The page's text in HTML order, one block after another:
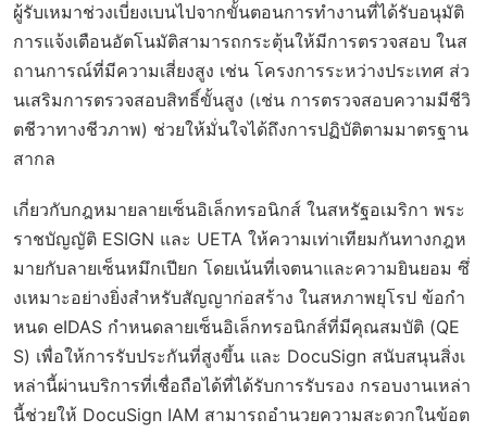
ผู้รับเหมาช่วงเบี่ยงเบนไปจากขั้นตอนการทำงานที่ได้รับอนุมัติ
การแจ้งเตือนอัตโนมัติสามารถกระตุ้นให้มีการตรวจสอบ ในส
ถานการณ์ที่มีความเสี่ยงสูง เช่น โครงการระหว่างประเทศ ส่ว
นเสริมการตรวจสอบสิทธิ์ขั้นสูง (เช่น การตรวจสอบความมีชีวิ
ตชีวาทางชีวภาพ) ช่วยให้มั่นใจได้ถึงการปฏิบัติตามมาตรฐาน
สากล
เกี่ยวกับกฎหมายลายเซ็นอิเล็กทรอนิกส์ ในสหรัฐอเมริกา พระ
ราชบัญญัติ ESIGN และ UETA ให้ความเท่าเทียมกันทางกฎห
มายกับลายเซ็นหมึกเปียก โดยเน้นที่เจตนาและความยินยอม ซึ่
งเหมาะอย่างยิ่งสำหรับสัญญาก่อสร้าง ในสหภาพยุโรป ข้อกำ
หนด eIDAS กำหนดลายเซ็นอิเล็กทรอนิกส์ที่มีคุณสมบัติ (QE
S) เพื่อให้การรับประกันที่สูงขึ้น และ DocuSign สนับสนุนสิ่งเ
หล่านี้ผ่านบริการที่เชื่อถือได้ที่ได้รับการรับรอง กรอบงานเหล่า
นี้ช่วยให้ DocuSign IAM สามารถอำนวยความสะดวกในข้อต